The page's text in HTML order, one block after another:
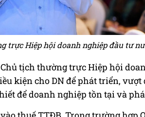
trực Hiệp hội doanh nghiệp đầu tư
tịch thường trực Hiệp hội
kiện cho DN để phát triển,
để doanh nghiệp tồn tại và